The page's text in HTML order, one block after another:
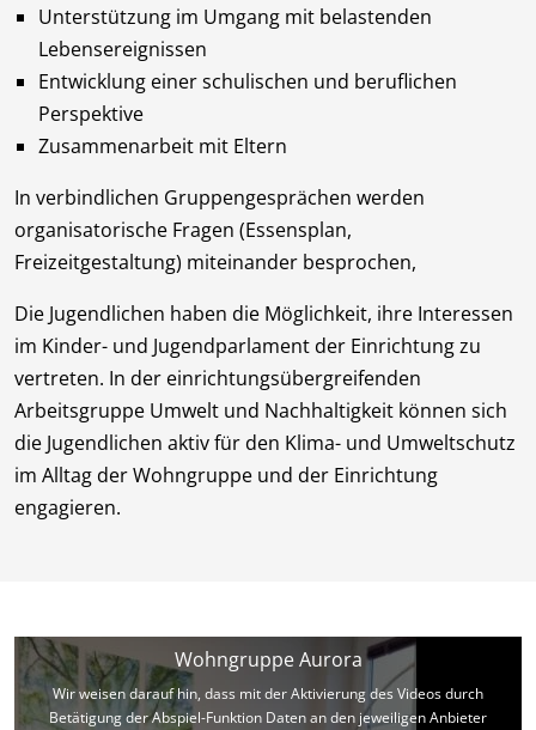
Unterstützung im Umgang mit belastenden
Lebensereignissen
Entwicklung einer schulischen und beruflichen
Perspektive
Zusammenarbeit mit Eltern
In verbindlichen Gruppengesprächen werden
organisatorische Fragen (Essensplan,
Freizeitgestaltung) miteinander besprochen,
Die Jugendlichen haben die Möglichkeit, ihre Interessen
im Kinder- und Jugendparlament der Einrichtung zu
vertreten. In der einrichtungsübergreifenden
Arbeitsgruppe Umwelt und Nachhaltigkeit können sich
die Jugendlichen aktiv für den Klima- und Umweltschutz
im Alltag der Wohngruppe und der Einrichtung
engagieren.
Wohngruppe Aurora
Wir weisen darauf hin, dass mit der Aktivierung des Videos durch
Betätigung der Abspiel-Funktion Daten an den jeweiligen Anbieter